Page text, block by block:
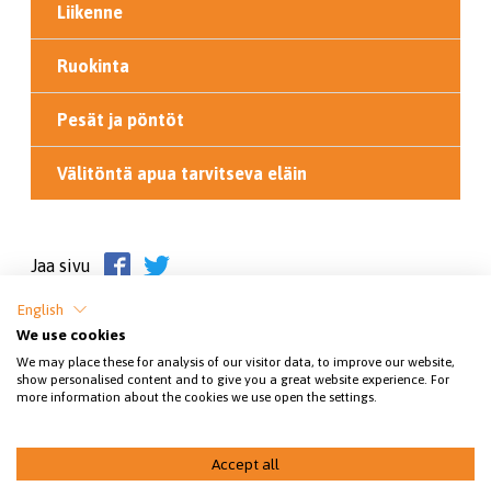
Liikenne
Ruokinta
Pesät ja pöntöt
Välitöntä apua tarvitseva eläin
Jaa sivu
English
We use cookies
We may place these for analysis of our visitor data, to improve our website,
show personalised content and to give you a great website experience. For
more information about the cookies we use open the settings.
Accept all